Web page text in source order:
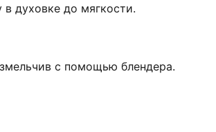
в духовке до мягкости.
с помощью блендера.